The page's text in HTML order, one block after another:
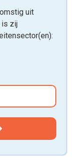
uit
is zij